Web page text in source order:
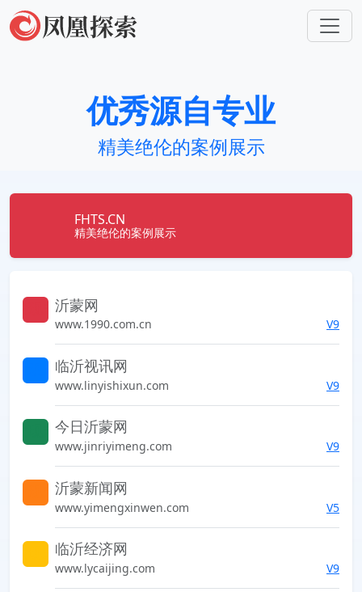
优秀源自专业
精美绝伦的案例展示
FHTS.CN
精美绝伦的案例展示
发现未知的世界
沂蒙网
www.1990.com.cn V9
发现未知的世界
临沂视讯网
www.linyishixun.com V9
发现未知的世界
今日沂蒙网
www.jinriyimeng.com V9
发现未知的世界
沂蒙新闻网
www.yimengxinwen.com V5
发现未知的世界
临沂经济网
www.lycaijing.com V9